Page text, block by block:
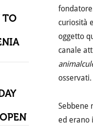
curiosità
oggetto
canale
osservati.
Sebbene
ed erano
TO